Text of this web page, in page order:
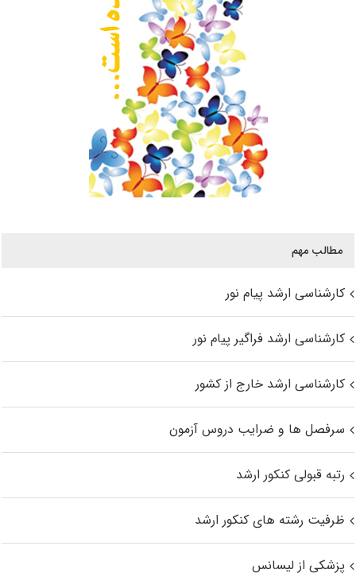
مطالب مهم
کارشناسی ارشد پیام نور
کارشناسی ارشد فراگیر پیام نور
کارشناسی ارشد خارج از کشور
سرفصل ها و ضرایب دروس آزمون
رتبه قبولی کنکور ارشد
ظرفیت رشته های کنکور ارشد
پزشکی از لیسانس